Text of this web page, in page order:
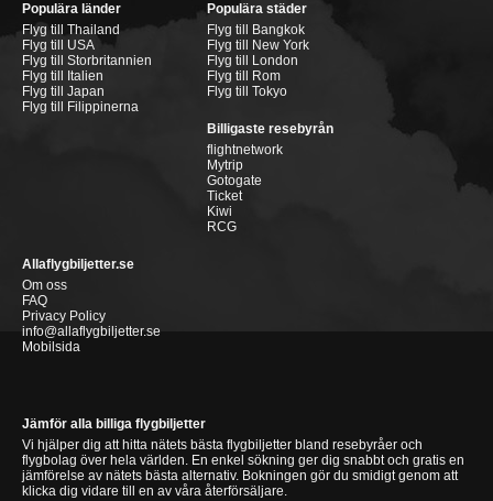
Populära länder
Flyg till Thailand
Flyg till USA
Flyg till Storbritannien
Flyg till Italien
Flyg till Japan
Flyg till Filippinerna
Populära städer
Flyg till Bangkok
Flyg till New York
Flyg till London
Flyg till Rom
Flyg till Tokyo
Billigaste resebyrån
flightnetwork
Mytrip
Gotogate
Ticket
Kiwi
RCG
Allaflygbiljetter.se
Om oss
FAQ
Privacy Policy
info@allaflygbiljetter.se
Mobilsida
Jämför alla billiga flygbiljetter
Vi hjälper dig att hitta nätets bästa flygbiljetter bland resebyråer och
flygbolag över hela världen. En enkel sökning ger dig snabbt och gratis en
jämförelse av nätets bästa alternativ. Bokningen gör du smidigt genom att
klicka dig vidare till en av våra återförsäljare.